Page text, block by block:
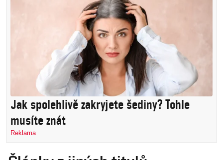
Jak spolehlivě zakryjete šediny? Tohle
musíte znát
Reklama